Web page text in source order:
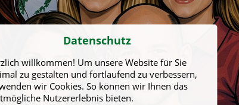
Datenschutz
willkommen! Um unsere Website für Sie
zu gestalten und fortlaufend zu verbessern,
wir Cookies. So können wir Ihnen das
Nutzererlebnis bieten.